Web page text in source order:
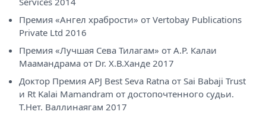
колледже Махарани Лакшми Бай в Джханси в 2014
году, степень бакалавра права в Юридическом
колледже Джханси в 2014 году, степень магистра в
Медицинском колледже Махарани Лакшми Бай в
Джханси в 2011 году, степень магистра психологии в
Медицинском колледже Махарани Лакшми Бай. В 2012
году он получил степень магистра делового
администрирования в колледже Джханси, в 2005 году
Премия «Ангел храбрости» от Vertobay Publications
Private Ltd 2016
Премия «Лучшая Сева Тилагам» от А.Р. Калаи
Маамандрама от Dr. Х.В.Ханде 2017
Доктор Премия APJ Best Seva Ratna от Sai Babaji Trust
и Rt Kalai Mamandram от достопочтенного судьи.
Т.Нет. Валлинаягам 2017